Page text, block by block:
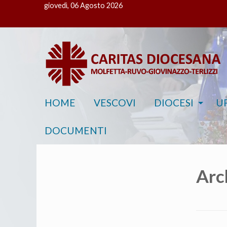
giovedì, 06 Agosto 2026
HOME VESCOVI DIOCESI
DOCUMENTI